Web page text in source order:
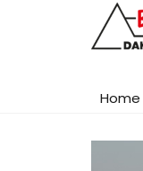
Search
Home